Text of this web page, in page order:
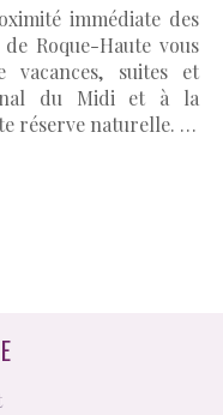
immédiate des
Roque-Haute vous
vacances, suites et
du Midi et à la
réserve naturelle. …